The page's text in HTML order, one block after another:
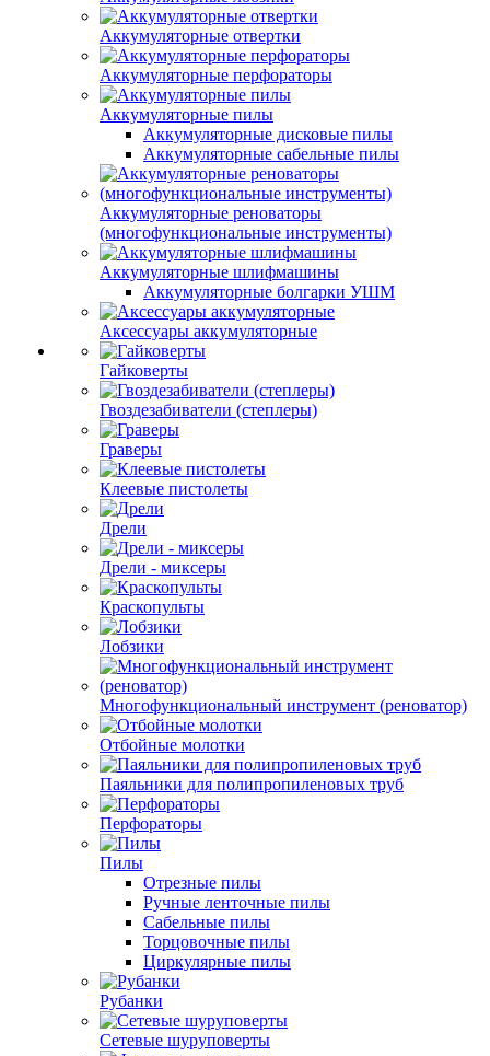
Аккумуляторные отвертки
Аккумуляторные перфораторы
Аккумуляторные пилы
Аккумуляторные дисковые пилы
Аккумуляторные сабельные пилы
Аккумуляторные реноваторы
(многофункциональные инструменты)
Аккумуляторные шлифмашины
Аккумуляторные болгарки УШМ
Аксессуары аккумуляторные
Гайковерты
Гвоздезабиватели (степлеры)
Граверы
Клеевые пистолеты
Дрели
Дрели - миксеры
Краскопульты
Лобзики
Многофункциональный инструмент (реноватор)
Отбойные молотки
Паяльники для полипропиленовых труб
Перфораторы
Пилы
Отрезные пилы
Ручные ленточные пилы
Сабельные пилы
Торцовочные пилы
Циркулярные пилы
Рубанки
Сетевые шуруповерты